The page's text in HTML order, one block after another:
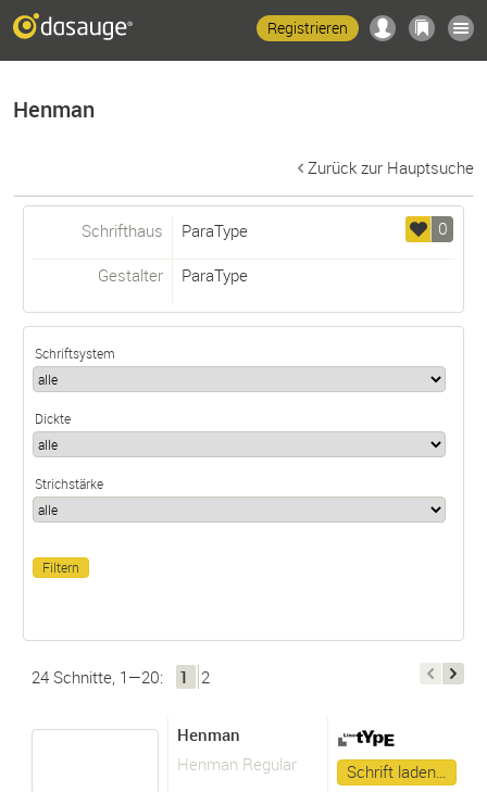
Registrieren
Henman
Zurück zur Hauptsuche
0
Schrifthaus ParaType
Gestalter ParaType
Schriftsystem
Dickte
Strichstärke
24 Schnitte, 1—20: 1 2
Henman
Henman Regular
Schrift laden…